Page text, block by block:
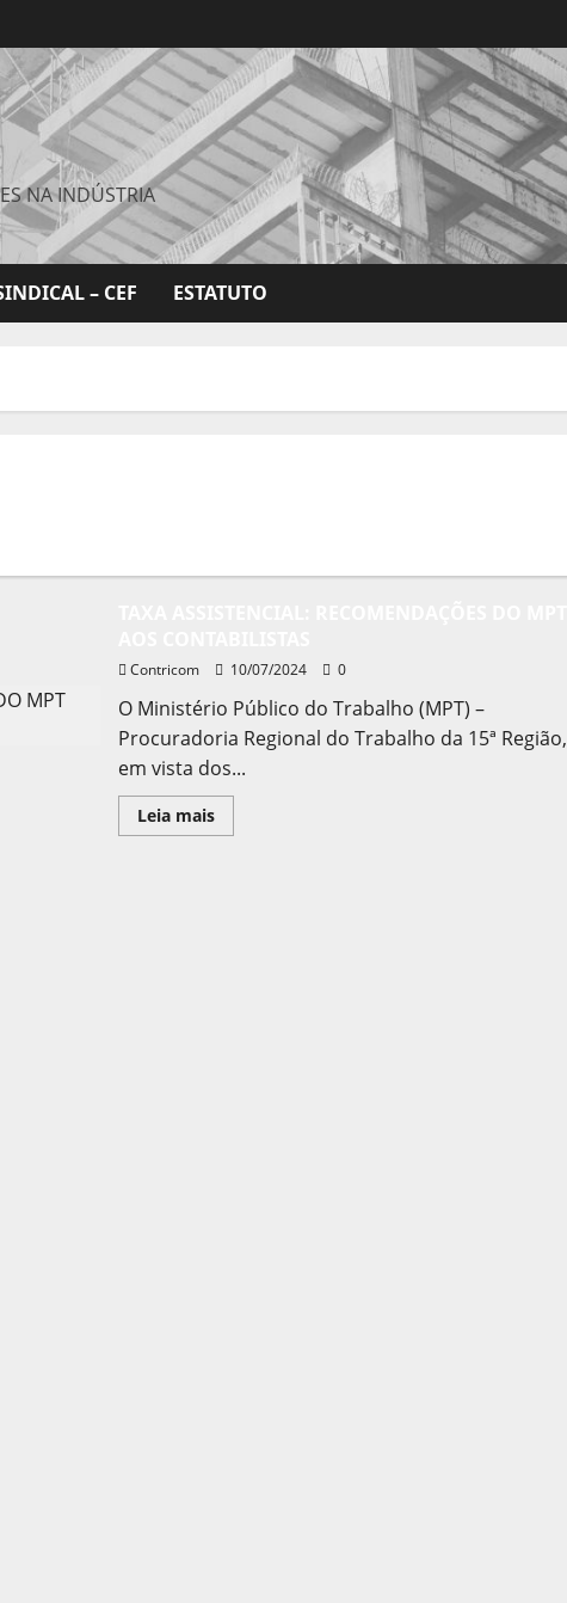
NA INDÚSTRIA
– CEF ESTATUTO
Contricom 10/07/2024 0
O Ministério Público do Trabalho (MPT) –
Procuradoria Regional do Trabalho da 15ª Região,
em vista dos...
Leia maisLeia
mais